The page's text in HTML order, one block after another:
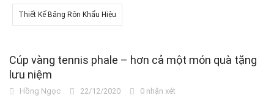
Thiết Kế Băng Rôn Khẩu Hiệu
Cúp vàng tennis phale – hơn cả một món quà tặng
lưu niệm
Hồng Ngọc 22/12/2020 0 nhận xét